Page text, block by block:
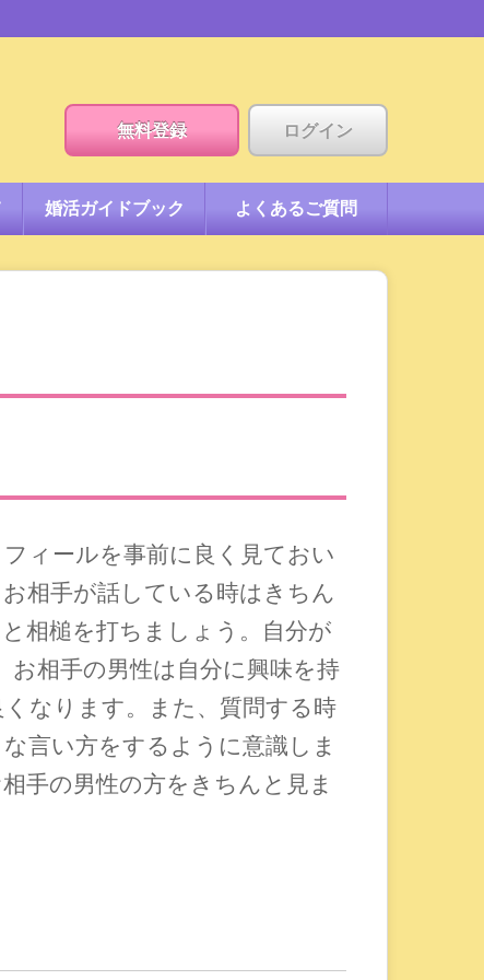
無料登録 ログイン
婚活ガイドブック よくあるご質問
ィールを事前に良く見ておい
相手が話している時はきちん
相槌を打ちましょう。自分が
相手の男性は自分に興味を持
なります。また、質問する時
言い方をするように意識しま
手の男性の方をきちんと見ま